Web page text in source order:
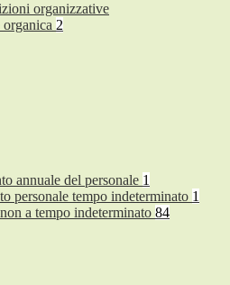
organizzative
2
annuale del personale 1
personale tempo indeterminato 1
a tempo indeterminato 84